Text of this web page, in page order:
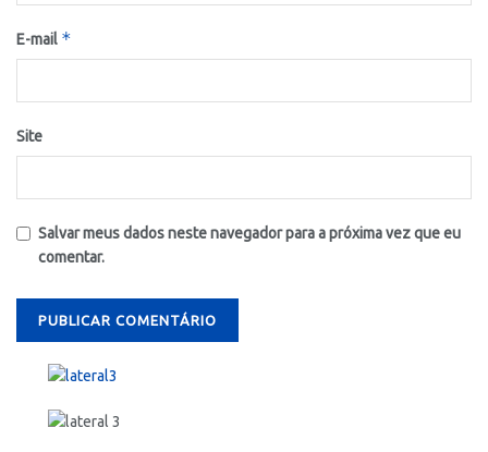
E-mail *
Site
Salvar meus dados neste navegador para a próxima vez que eu
comentar.